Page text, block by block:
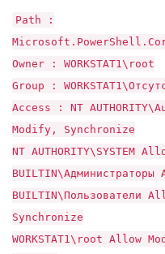
Path :
Owner : WORKSTAT1\root
Group :
Access : NT
Modify, Synchronize
NT AUTHORITY\SYSTEM
BUILTIN\Пользователи
Synchronize
WORKSTAT1\root Allow